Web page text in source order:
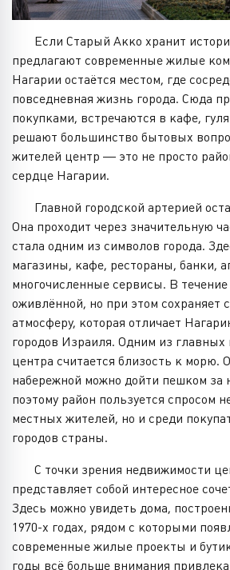
Если Старый Акко хранит
предлагают современные жилые
Нагарии остаётся местом, где
повседневная жизнь города. Сюда
покупками, встречаются в кафе,
решают большинство бытовых
жителей центр — это не просто
сердце Нагарии.
Главной городской артерией
Она проходит через значительную
стала одним из символов города.
магазины, кафе, рестораны, банки,
многочисленные сервисы. В течение
оживлённой, но при этом сохраняет
атмосферу, которая отличает
городов Израиля. Одним из
центра считается близость к морю.
набережной можно дойти пешком за
поэтому район пользуется спросом
местных жителей, но и среди
городов страны.
С точки зрения недвижимости
представляет собой интересное
Здесь можно увидеть дома,
1970-х годах, рядом с которыми
современные жилые проекты и
годы всё больше внимания